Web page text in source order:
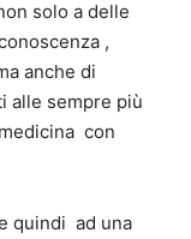
solo a delle
,
anche di
alle sempre più
con
quindi ad una